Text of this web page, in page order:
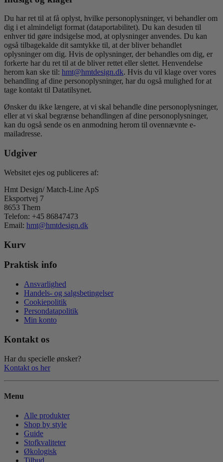
Du har ret til at få oplyst, hvilke personoplysninger, vi behandler om
dig i et almindeligt format (dataportabilitet). Du kan desuden til
enhver tid gøre indsigelse mod, at oplysninger anvendes. Du kan
også tilbagekalde dit samtykke til, at der bliver behandlet
oplysninger om dig. Hvis de oplysninger, der behandles om dig, er
forkerte har du ret til at de bliver rettet eller slettet. Henvendelse
herom kan ske til: hmt@hmtdesign.dk. Hvis du vil klage over vores
behandling af dine personoplysninger, har du også mulighed for at
tage kontakt til Datatilsynet.
Ønsker du ikke længere, at vi skal behandle dine personoplysninger,
eller at vi skal begrænse behandlingen af dine personoplysninger,
kan du også sende os en anmodning herom til ovennævnte e-
mailadresse.
Udgiver
Websitet ejes og publiceres af:
Hmt Design/ Match-Line ApS
Eksportvej 7
8653 Them
Telefon: +45 86847473
Email: hmt@hmtdesign.dk
Kurv
Praktisk info
Ansvarlighed
Handels- og salgsbetingelser
Cookiepolitik
Persondatapolitik
Min konto
Kontakt os
Har du specielle ønsker?
Kontakt os her
Menu
Alle produkter
Shop by style
Guide
Stofkvaliteter
Økologisk
Tilbud